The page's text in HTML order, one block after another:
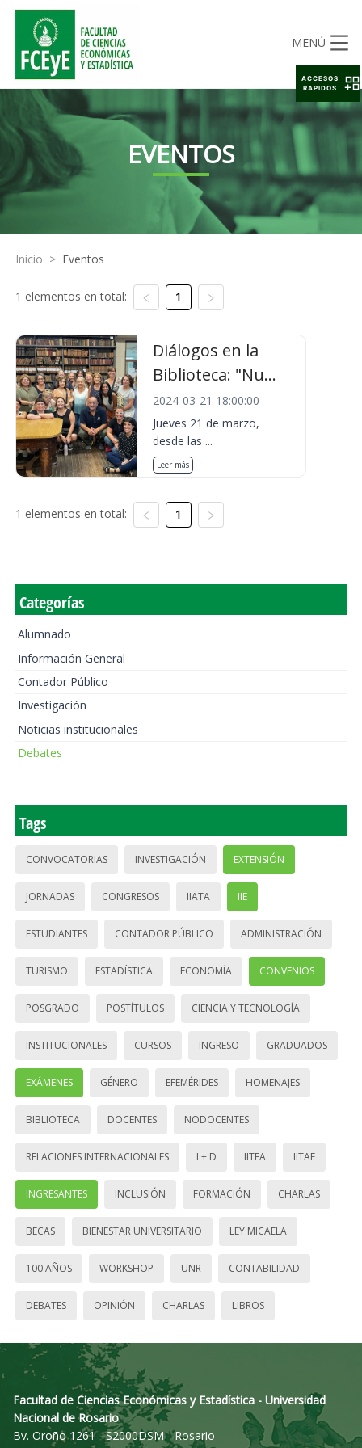
MENÚ
EVENTOS
Inicio > Eventos
1 elementos en total: 1
Diálogos en la
Biblioteca: "Nu...
2024-03-21 18:00:00
Jueves 21 de marzo,
desde las ...
Leer más
1 elementos en total: 1
Categorías
Alumnado
Información General
Contador Público
Investigación
Noticias institucionales
Debates
Tags
CONVOCATORIAS INVESTIGACIÓN EXTENSIÓN
JORNADAS CONGRESOS IIATA IIE
ESTUDIANTES CONTADOR PÚBLICO ADMINISTRACIÓN
TURISMO ESTADÍSTICA ECONOMÍA CONVENIOS
POSGRADO POSTÍTULOS CIENCIA Y TECNOLOGÍA
INSTITUCIONALES CURSOS INGRESO GRADUADOS
EXÁMENES GÉNERO EFEMÉRIDES HOMENAJES
BIBLIOTECA DOCENTES NODOCENTES
RELACIONES INTERNACIONALES I + D IITEA IITAE
INGRESANTES INCLUSIÓN FORMACIÓN CHARLAS
BECAS BIENESTAR UNIVERSITARIO LEY MICAELA
100 AÑOS WORKSHOP UNR CONTABILIDAD
DEBATES OPINIÓN CHARLAS LIBROS
Facultad de Ciencias Económicas y Estadística - Universidad
Nacional de Rosario
Bv. Oroño 1261 - S2000DSM - Rosario
ACCESOS
RAPIDOS